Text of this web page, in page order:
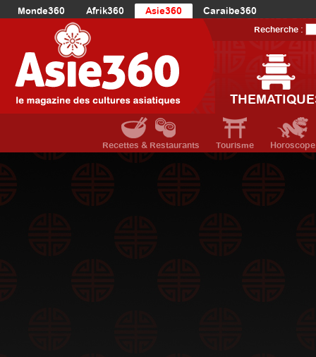
Monde360 Afrik360 Asie360
Caraibe360
Europe360
AmériqueDuNord360
Océanie360
Recherche :
Recettes & Restaurants Tourisme Horoscope